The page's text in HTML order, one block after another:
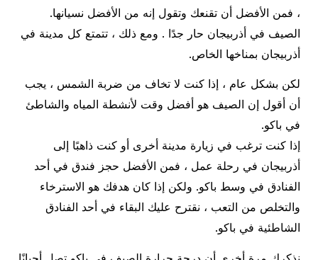
، فمن الأفضل أن تقنعك وتقول إنه من الأفضل نسيانها.
الصيف في أذربيجان حار جدًا . ومع ذلك ، تتمتع كل مدينة في
أذربيجان بمناخها الخاص.
لكن بشكل عام ، إذا كنت لا تخاف من ضربة الشمس ، يجب
أن أقول إن الصيف هو أفضل وقت لأنشطة المياه والشاطئ
في باكو.
إذا كنت ترغب في زيارة مدينة أخرى أو كنت ذاهبًا إلى
أذربيجان في رحلة عمل ، فمن الأفضل حجز فندق في أحد
الفنادق في وسط باكو. ولكن إذا كان هدفك هو الاسترخاء
والتخلص من التعب ، نقترح عليك البقاء في أحد الفنادق
الشاطئية في باكو.